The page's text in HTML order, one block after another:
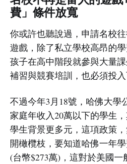
費」條件放寬
你或許也聽說過，申請名校
遊戲，除了私立學校高昂的
孩子在高中階段就參與大量
補習與競賽培訓，也必須投入
不過今年3月18號，哈佛大學
家庭年收入20萬以下的學生
學生背景更多元，這項政策
開橄欖枝，要知道哈佛一年
(台幣$273萬)，這對於美國